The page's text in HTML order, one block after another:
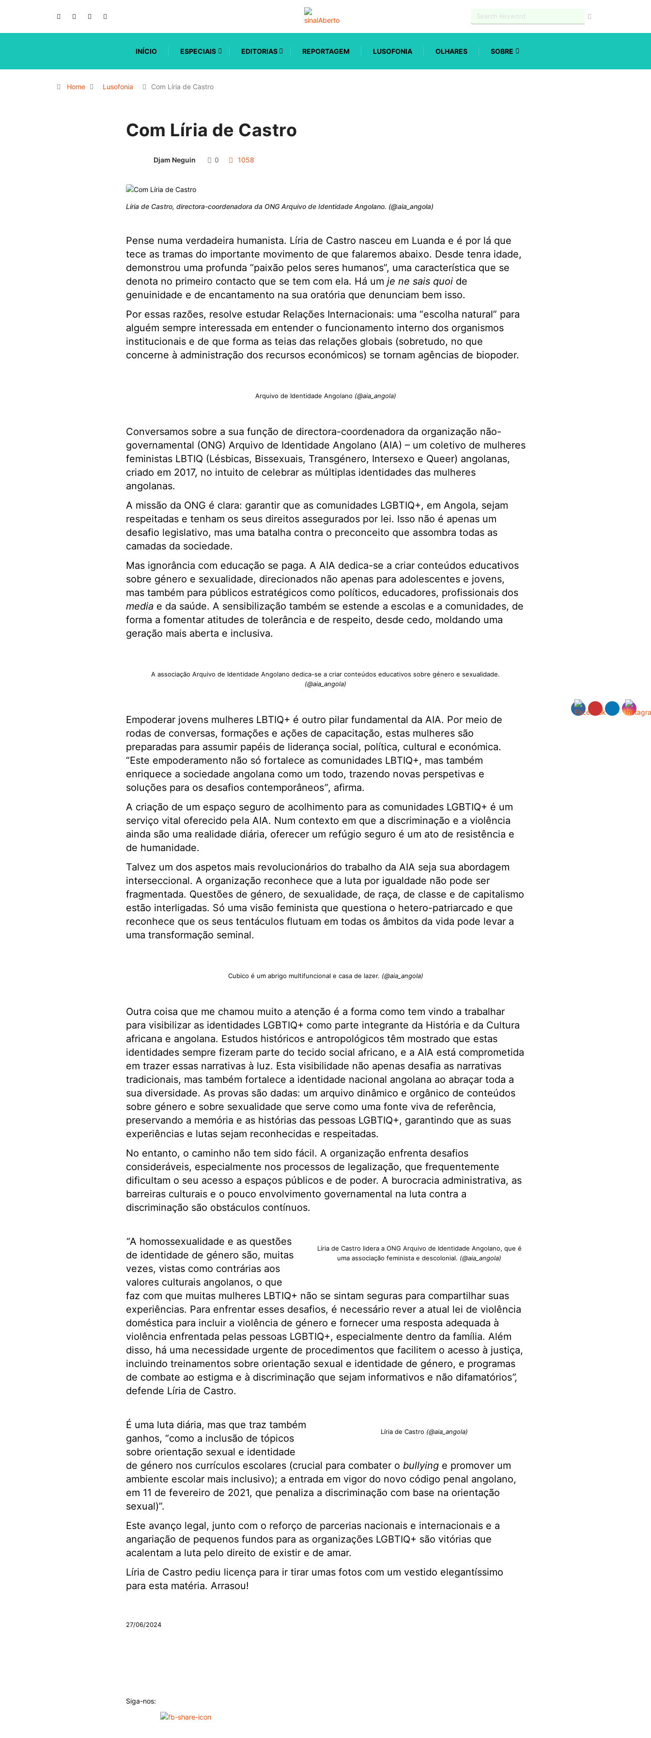
INÍCIO ESPECIAIS EDITORIAS REPORTAGEM LUSOFONIA OLHARES SOBRE
Home Lusofonia Com Líria de Castro
Com Líria de Castro
Djam Neguin 0 1058
Líria de Castro, directora-coordenadora da ONG Arquivo de Identidade Angolano. (@aia_angola)
Pense numa verdadeira humanista. Líria de Castro nasceu em Luanda e é por lá que
tece as tramas do importante movimento de que falaremos abaixo. Desde tenra idade,
demonstrou uma profunda “paixão pelos seres humanos”, uma característica que se
denota no primeiro contacto que se tem com ela. Há um je ne sais quoide
genuinidade e de encantamento na sua oratória que denunciam bem isso.
Por essas razões, resolve estudar Relações Internacionais: uma “escolha natural” para
alguém sempre interessada em entender o funcionamento interno dos organismos
institucionais e de que forma as teias das relações globais (sobretudo, no que
concerne à administração dos recursos económicos) se tornam agências de biopoder.
Arquivo de Identidade Angolano (@aia_angola)
Conversamos sobre a sua função de directora-coordenadora da organização não-
governamental (ONG) Arquivo de Identidade Angolano (AIA) – um coletivo de mulheres
feministas LBTIQ (Lésbicas, Bissexuais, Transgénero, Intersexo e Queer) angolanas,
criado em 2017, no intuito de celebrar as múltiplas identidades das mulheres
angolanas.
A missão da ONG é clara: garantir que as comunidades LGBTIQ+, em Angola, sejam
respeitadas e tenham os seus direitos assegurados por lei. Isso não é apenas um
desafio legislativo, mas uma batalha contra o preconceito que assombra todas as
camadas da sociedade.
Mas ignorância com educação se paga. A AIA dedica-se a criar conteúdos educativos
sobre género e sexualidade, direcionados não apenas para adolescentes e jovens,
mas também para públicos estratégicos como políticos, educadores, profissionais dos
media e da saúde. A sensibilização também se estende a escolas e a comunidades, de
forma a fomentar atitudes de tolerância e de respeito, desde cedo, moldando uma
geração mais aberta e inclusiva.
A associação Arquivo de Identidade Angolano dedica-se a criar conteúdos educativos sobre género e sexualidade.
(@aia_angola)
Empoderar jovens mulheres LBTIQ+ é outro pilar fundamental da AIA. Por meio de
rodas de conversas, formações e ações de capacitação, estas mulheres são
preparadas para assumir papéis de liderança social, política, cultural e económica.
“Este empoderamento não só fortalece as comunidades LBTIQ+, mas também
enriquece a sociedade angolana como um todo, trazendo novas perspetivas e
soluções para os desafios contemporâneos”, afirma.
A criação de um espaço seguro de acolhimento para as comunidades LGBTIQ+ é um
serviço vital oferecido pela AIA. Num contexto em que a discriminação e a violência
ainda são uma realidade diária, oferecer um refúgio seguro é um ato de resistência e
de humanidade.
Talvez um dos aspetos mais revolucionários do trabalho da AIA seja sua abordagem
interseccional. A organização reconhece que a luta por igualdade não pode ser
fragmentada. Questões de género, de sexualidade, de raça, de classe e de capitalismo
estão interligadas. Só uma visão feminista que questiona o hetero-patriarcado e que
reconhece que os seus tentáculos flutuam em todas os âmbitos da vida pode levar a
uma transformação seminal.
Cubico é um abrigo multifuncional e casa de lazer. (@aia_angola)
Outra coisa que me chamou muito a atenção é a forma como tem vindo a trabalhar
para visibilizar as identidades LGBTIQ+ como parte integrante da História e da Cultura
africana e angolana. Estudos históricos e antropológicos têm mostrado que estas
identidades sempre fizeram parte do tecido social africano, e a AIA está comprometida
em trazer essas narrativas à luz. Esta visibilidade não apenas desafia as narrativas
tradicionais, mas também fortalece a identidade nacional angolana ao abraçar toda a
sua diversidade. As provas são dadas: um arquivo dinâmico e orgânico de conteúdos
sobre género e sobre sexualidade que serve como uma fonte viva de referência,
preservando a memória e as histórias das pessoas LGBTIQ+, garantindo que as suas
experiências e lutas sejam reconhecidas e respeitadas.
No entanto, o caminho não tem sido fácil. A organização enfrenta desafios
consideráveis, especialmente nos processos de legalização, que frequentemente
dificultam o seu acesso a espaços públicos e de poder. A burocracia administrativa, as
barreiras culturais e o pouco envolvimento governamental na luta contra a
discriminação são obstáculos contínuos.
Líria de Castro lidera a ONG Arquivo de Identidade Angolano, que é
uma associação feminista e descolonial. (@aia_angola)
“A homossexualidade e as questões
de identidade de género são, muitas
vezes, vistas como contrárias aos
valores culturais angolanos, o que
faz com que muitas mulheres LBTIQ+ não se sintam seguras para compartilhar suas
experiências. Para enfrentar esses desafios, é necessário rever a atual lei de violência
doméstica para incluir a violência de género e fornecer uma resposta adequada à
violência enfrentada pelas pessoas LGBTIQ+, especialmente dentro da família. Além
disso, há uma necessidade urgente de procedimentos que facilitem o acesso à justiça,
incluindo treinamentos sobre orientação sexual e identidade de género, e programas
de combate ao estigma e à discriminação que sejam informativos e não difamatórios”,
defende Líria de Castro.
Líria de Castro (@aia_angola)
É uma luta diária, mas que traz também
ganhos, “como a inclusão de tópicos
sobre orientação sexual e identidade
de género nos currículos escolares (crucial para combater o bullyinge promover um
ambiente escolar mais inclusivo); a entrada em vigor do novo código penal angolano,
em 11 de fevereiro de 2021, que penaliza a discriminação com base na orientação
sexual)”.
Este avanço legal, junto com o reforço de parcerias nacionais e internacionais e a
angariação de pequenos fundos para as organizações LGBTIQ+ são vitórias que
acalentam a luta pelo direito de existir e de amar.
Líria de Castro pediu licença para ir tirar umas fotos com um vestido elegantíssimo
para esta matéria. Arrasou!
27/06/2024
Siga-nos: